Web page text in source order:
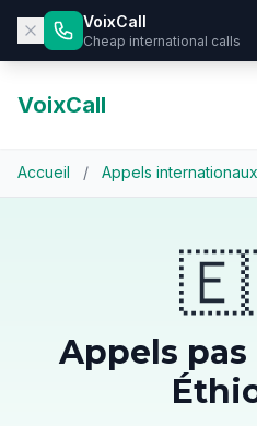
VoixCall
Cheap international calls
VoixCall
Accueil / Appels
Appels